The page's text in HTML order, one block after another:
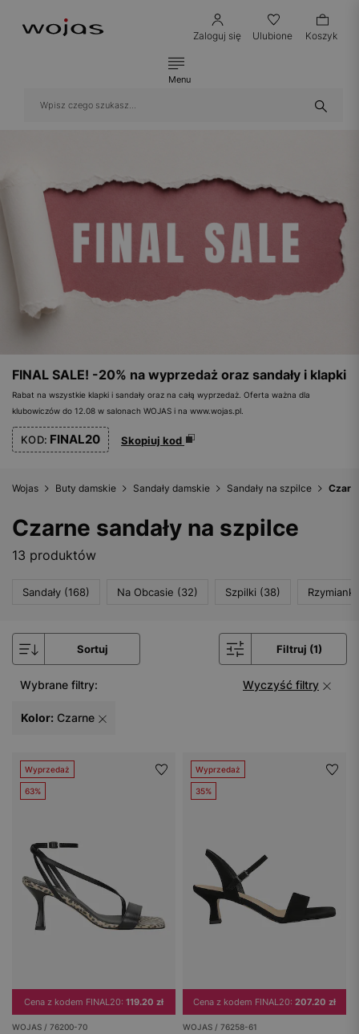
Zaloguj się Ulubione Koszyk
Menu
FINAL SALE! -20% na wyprzedaż oraz sandały i klapki
Rabat na wszystkie klapki i sandały oraz na całą wyprzedaż. Oferta ważna dla
klubowiczów do 12.08 w salonach WOJAS i na www.wojas.pl.
KOD: FINAL20 Skopiuj kod
Wojas Buty damskie Sandały damskie Sandały na szpilce
Czarne sandały na szpilce
13 produktów
Sandały (168) Na Obcasie (32) Szpilki (38)
Sortuj Filtruj (1)
Wybrane filtry: Wyczyść filtry
Kolor: Czarne
Wyprzedaż
63%
Cena z kodem FINAL20: 119.20 zł
WOJAS / 76200-70
Wyprzedaż
35%
Cena z kodem FINAL20: 207.20 zł
WOJAS / 76258-61